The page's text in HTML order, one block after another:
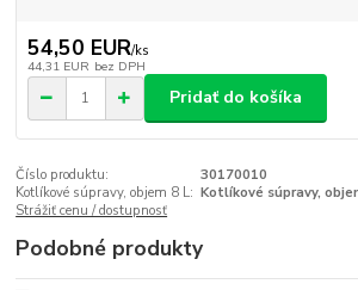
54,50 EUR/ks
44,31 EUR bez DPH
Pridať do košíka
Číslo produktu:
30170010
Kotlíkové súpravy, objem 8 L: Kotlíkové súpravy,
Strážiť cenu / dostupnosť
Podobné produkty